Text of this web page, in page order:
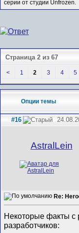
серии от студии Unfrozen.
Страница 2 из 67
< 1 2 3 4 5
Опции темы
#16
AstralLein
Re:
Некоторые факты с
разработчиков: